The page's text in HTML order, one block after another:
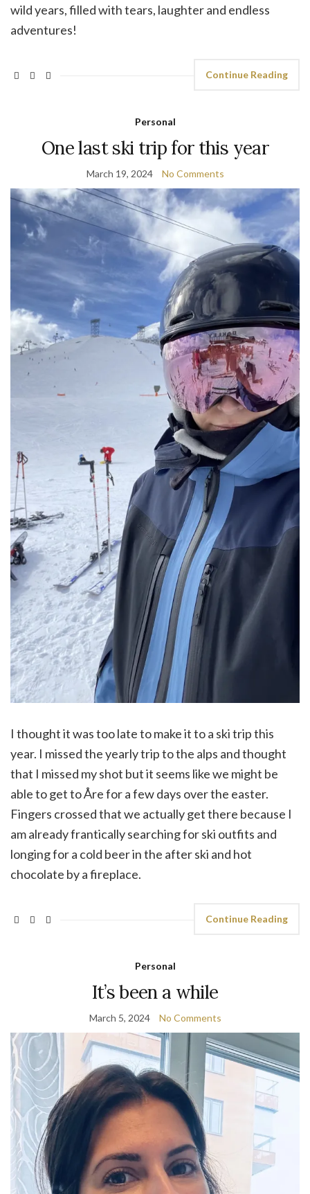
wild years, filled with tears, laughter and endless
adventures!
Continue Reading
Personal
One last ski trip for this year
March 19, 2024 No Comments
I thought it was too late to make it to a ski trip this
year. I missed the yearly trip to the alps and thought
that I missed my shot but it seems like we might be
able to get to Åre for a few days over the easter.
Fingers crossed that we actually get there because I
am already frantically searching for ski outfits and
longing for a cold beer in the after ski and hot
chocolate by a fireplace.
Continue Reading
Personal
It’s been a while
March 5, 2024 No Comments